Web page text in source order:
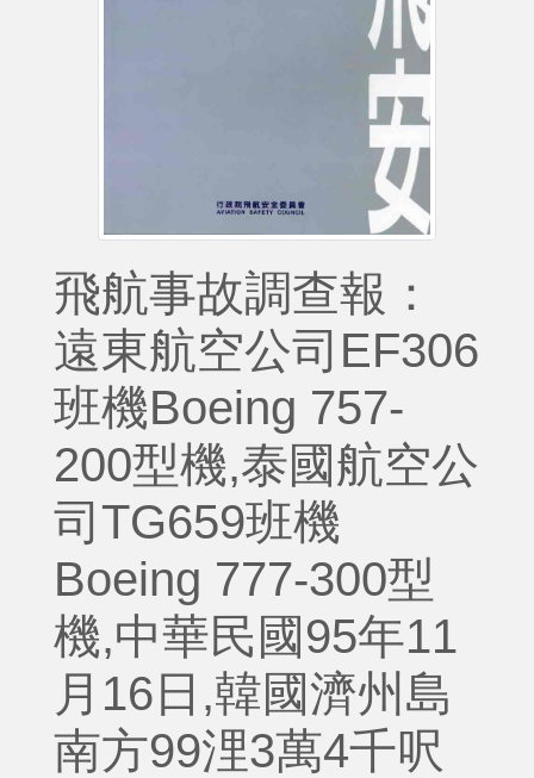
飛航事故調查報：
遠東航空公司EF306
班機Boeing 757-
200型機,泰國航空公
司TG659班機
Boeing 777-300型
機,中華民國95年11
月16日,韓國濟州島
南方99浬3萬4千呎